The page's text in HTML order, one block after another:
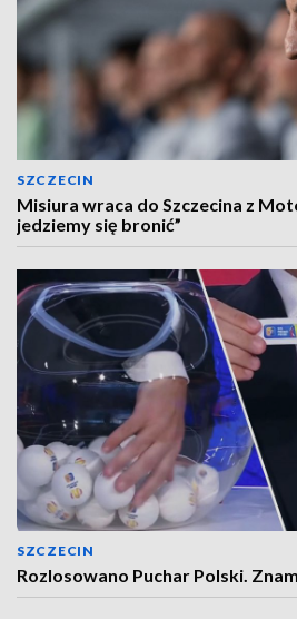
SZCZECIN
Misiura wraca do Szczecina z
jedziemy się bronić”
SZCZECIN
Rozlosowano Puchar Polski.